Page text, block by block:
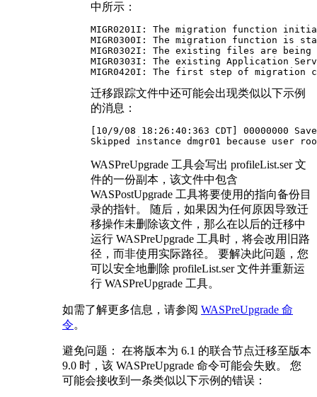
中所示：
MIGR0201I: The migration function
MIGR0300I: The migration function is
MIGR0302I: The existing files are being
MIGR0303I: The existing Application
MIGR0420I: The first step of migration
迁移跟踪文件中还可能会出现类似以下示例
的消息：
[10/9/08 18:26:40:363 CDT] 00000000
Skipped instance dmgr01 because user
WASPreUpgrade 工具会写出 profileList.ser文
件的一份副本，该文件中包含
WASPostUpgrade 工具将要使用的指向备份目
录的指针。 随后，如果因为任何原因导致迁
移操作未删除该文件，那么在以后的迁移中
运行 WASPreUpgrade 工具时，将会改用旧路
径，而非使用实际路径。 要解决此问题，您
可以安全地删除 profileList.ser文件并重新运
行 WASPreUpgrade 工具。
如需了解更多信息，请参阅 WASPreUpgrade 命
令。
避免问题： 在将版本为 6.1 的联合节点迁移至版本
9.0 时，该 WASPreUpgrade 命令可能会失败。 您
可能会接收到一条类似以下示例的错误：